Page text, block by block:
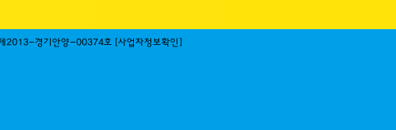
2013-경기안양-00374호 [사업자정보확인]